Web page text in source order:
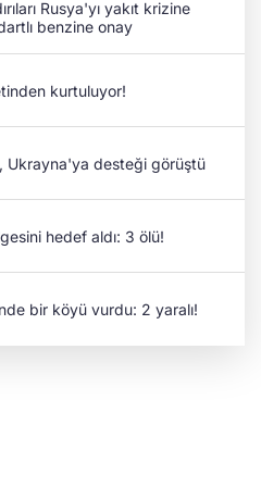
Rusya'yı yakıt krizine
benzine onay
kurtuluyor!
Ukrayna'ya desteği görüştü
hedef aldı: 3 ölü!
bir köyü vurdu: 2 yaralı!